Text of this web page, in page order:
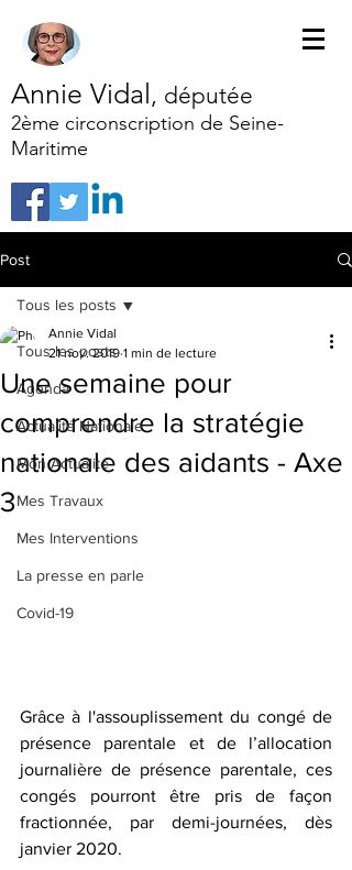
Annie Vidal, députée
2ème circonscription de Seine-
Maritime
Post
Tous les posts
Agenda
Actualité Nationale
Mon Actualité
Mes Travaux
Mes Interventions
La presse en parle
Covid-19
Tous les posts
Une semaine pour
comprendre la stratégie
nationale des aidants - Axe
3
Annie Vidal
21 nov. 2019 1 min de lecture
Grâce à l'assouplissement du congé de
présence parentale et de l’allocation
journalière de présence parentale, ces
congés pourront être pris de façon
fractionnée, par demi-journées, dès
janvier 2020.